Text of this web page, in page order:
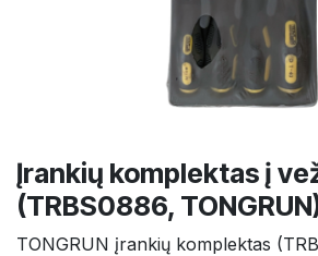
Įrankių komplektas į
(TRBS0886,
TONGRUN įrankių komplektas